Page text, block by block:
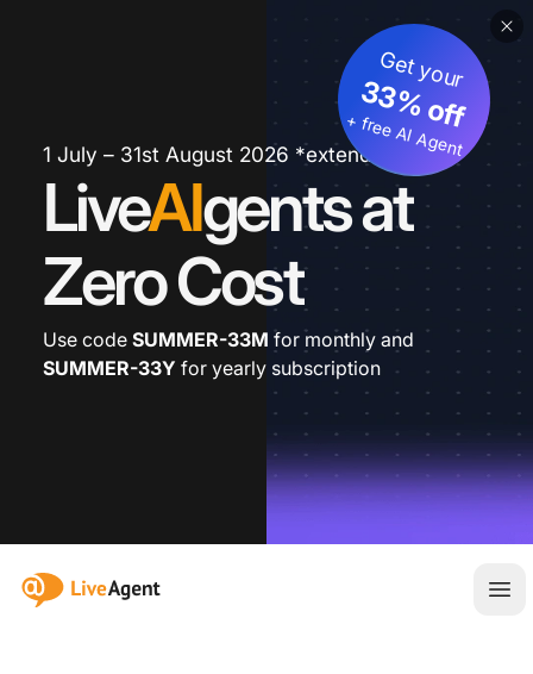
1 July – 31st August 2026 *extended
LiveAIgents at
Zero Cost
Get your
33% off
+ free AI Agent
Use code SUMMER-33M for monthly and
SUMMER-33Y for yearly subscription
:site.title